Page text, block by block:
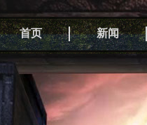
首页 新闻